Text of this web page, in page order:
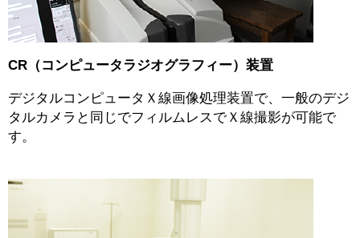
CR（コンピュータラジオグラフィー）装置
デジタルコンピュータＸ線画像処理装置で、一般のデジ
タルカメラと同じでフィルムレスでＸ線撮影が可能で
す。